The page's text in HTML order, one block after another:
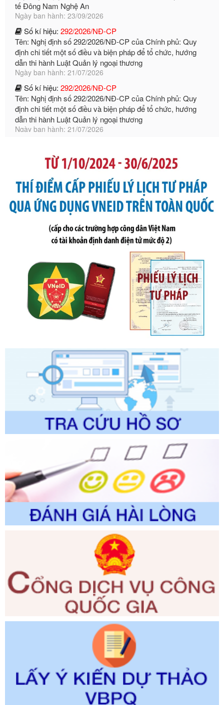
Số kí hiệu: 292/2026/NĐ-CP
Tên: Nghị định số 292/2026/NĐ-CP của Chính phủ: Quy
định chi tiết một số điều và biện pháp để tổ chức, hướng
dẫn thi hành Luật Quản lý ngoại thương
Ngày ban hành: 21/07/2026
Số kí hiệu:292/2026/NĐ-CP
Tên: Nghị định số 292/2026/NĐ-CP của Chính phủ: Quy
định chi tiết một số điều và biện pháp để tổ chức, hướng
dẫn thi hành Luật Quản lý ngoại thương
Ngày ban hành: 21/07/2026
Số kí hiệu:105/2026/TT-BTC
Tên: Thông tư số 105/2026/TT-BTC của Bộ Tài chính: Bãi
phạt vi phạm hành chính trong lĩnh vực kho bạc nhà nước
Ngày ban hành: 21/07/2026
Số kí hiệu:291/2026/NĐ-CP
Tên: Nghị định số 291/2026/NĐ-CP của Chính phủ: Sửa
đổi, bổ sung một số điều của Nghị định số 125/2020/NĐ-СР
ngày 19 tháng 10 năm 2020 của Chính phủ quy định xử
phạt vi phạm hành chính về thuế, hóa đơn được sửa đổi, bổ
sung bởi Nghị định số 102/2021/NĐ-CP
Số kí hiệu:2303/QĐ-UBND
Tên: Quyết định công bố Danh mục thủ tục hành chính mới
ban hành, được sửa đổi, bổ sung, bị bãi bỏ và phê duyệt
Quy trình nội bộ, quy trình điện tử giải quyết thủ tục hành
chính trong một số lĩnh vực thuộc phạm vi chức năng quản
lý của Sở Văn hóa, Thể tha
Tên: Quyết định công bố Danh mục thủ tục hành chính
được sửa đổi, bổ sung và phê duyệt Quy trình nội bộ, quy
trình điện tử giải quyết thủ tục hành chính trong lĩnh vực Du
lịch thuộc phạm vi chức năng quản lý của Sở Văn hóa, Thể
thao và Du lịch
Ngày ban hành: 01/06/2026
Số kí hiệu:2310/QĐ-UBND
Tên: Về việc công bố Danh mục thủ tục hành chính sửa
đổi, bổ sung và phê duyệt Quy trình nội bộ, quy trình điện tử
trong giải quyết thủtục hành chính lĩnh vực biến đổi khí hậu
thuộc phạm vi giải quyết của Sở Nông nghiệp và Môi
trường
Ngày ban hành: 01/06/2026
Số kí hiệu:
Tên: V/v công bố danh mục thủ tục hành chính được sửa
đổi, bổ sung và phê duyệt quy trình nội bộ, quy trình điện tử
phạm vi chức năng quản lý của Sở Tư pháp
Ngày ban hành: 01/06/2026
Số kí hiệu:
351/2025/NĐ-CP
Tên: Nghị định số 351/2025/NĐ-CP của Chính phủ: Quy
định chuẩn nghèo đa chiều quốc gia giai đoạn 2026 - 2030
Ngày ban hành: 29/12/2026
3014/QĐ-UBND
Tên: Quyết định về việc công bố danh mục thủ tục hành
chính ban hành mới, sửa đổi bổ sung trong lĩnh vực hỗ trợ
đầu tư, lĩnh vực đấu thầu lựa chọn nhà thầu thuộc thẩm
quyền giải quyết của Sở Tài chính và Ban Quản lý Khu kinh
tế Đông Nam Nghệ An
Ngày ban hành: 23/09/2026
292/2026/NĐ-CP